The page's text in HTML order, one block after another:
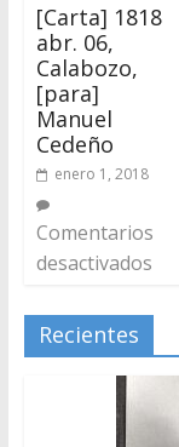
[Carta] 1818
abr. 06,
Calabozo,
[para]
Manuel
Cedeño
enero 1, 2018
Comentarios
desactivados
Recientes